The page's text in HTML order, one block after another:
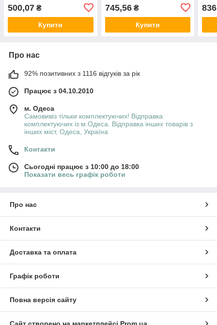
500,07 ₴
Купити
745,56₴
Купити
Про нас
92% позитивних з 1116 відгуків за рік
Працює з 04.10.2010
м. Одеса
Самовивіз тільки комплектуючих! Відправка
комплектуючих із м.Одеса. Відправка інших товарів з
інших міст, Одеса, Україна
Контакти
Сьогодні працює з 10:00 до 18:00
Показати весь графік роботи
Про нас
Контакти
Доставка та оплата
Графік роботи
Повна версія сайту